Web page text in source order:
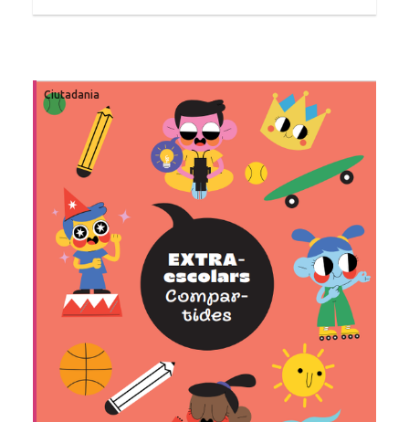
Ciutadania